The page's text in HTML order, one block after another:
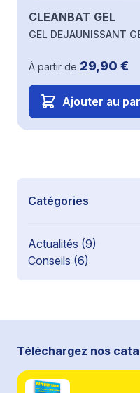
CLEANBAT GEL
GEL DEJAUNISSANT
À partir de 29,90 €
Ajouter au
Catégories
Actualités (9)
Conseils (6)
Téléchargez nos